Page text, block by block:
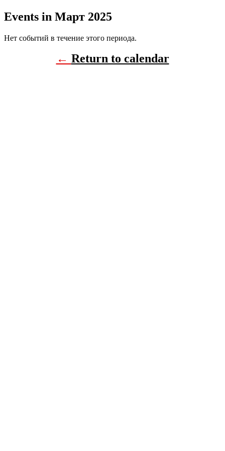
Events in Март 2025
Нет событий в течение этого периода.
← Return to calendar